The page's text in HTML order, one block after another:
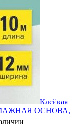
Клейкая
ОСНОВА,